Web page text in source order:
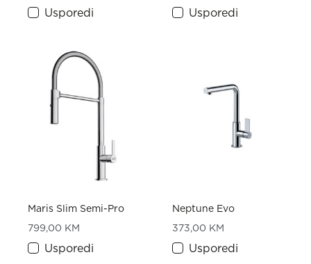
Usporedi Usporedi
Maris Slim Semi-Pro
799,00 KM
Usporedi
Neptune Evo
373,00 KM
Usporedi